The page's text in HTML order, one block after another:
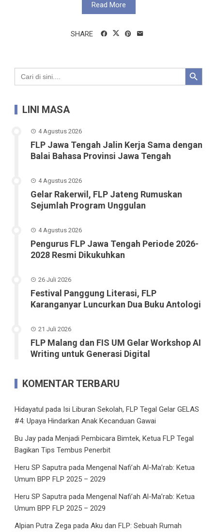
Read More
SHARE
Search
for:
Search Button
LINI MASA
4 Agustus 2026
FLP Jawa Tengah Jalin Kerja Sama dengan
Balai Bahasa Provinsi Jawa Tengah
4 Agustus 2026
Gelar Rakerwil, FLP Jateng Rumuskan
Sejumlah Program Unggulan
4 Agustus 2026
Pengurus FLP Jawa Tengah Periode 2026-
2028 Resmi Dikukuhkan
26 Juli 2026
Festival Panggung Literasi, FLP
Karanganyar Luncurkan Dua Buku Antologi
21 Juli 2026
FLP Malang dan FIS UM Gelar Workshop AI
Writing untuk Generasi Digital
KOMENTAR TERBARU
Hidayatul pada Isi Liburan Sekolah, FLP Tegal Gelar GELAS
#4: Upaya Hindarkan Anak Kecanduan Gawai
Bu Jay pada Menjadi Pembicara Bimtek, Ketua FLP Tegal
Bagikan Tips Tembus Penerbit
Heru SP Saputra pada Mengenal Nafi’ah Al-Ma’rab: Ketua
Umum BPP FLP 2025 – 2029
Heru SP Saputra pada Mengenal Nafi’ah Al-Ma’rab: Ketua
Umum BPP FLP 2025 – 2029
Alpian Putra Zega pada Aku dan FLP: Sebuah Rumah